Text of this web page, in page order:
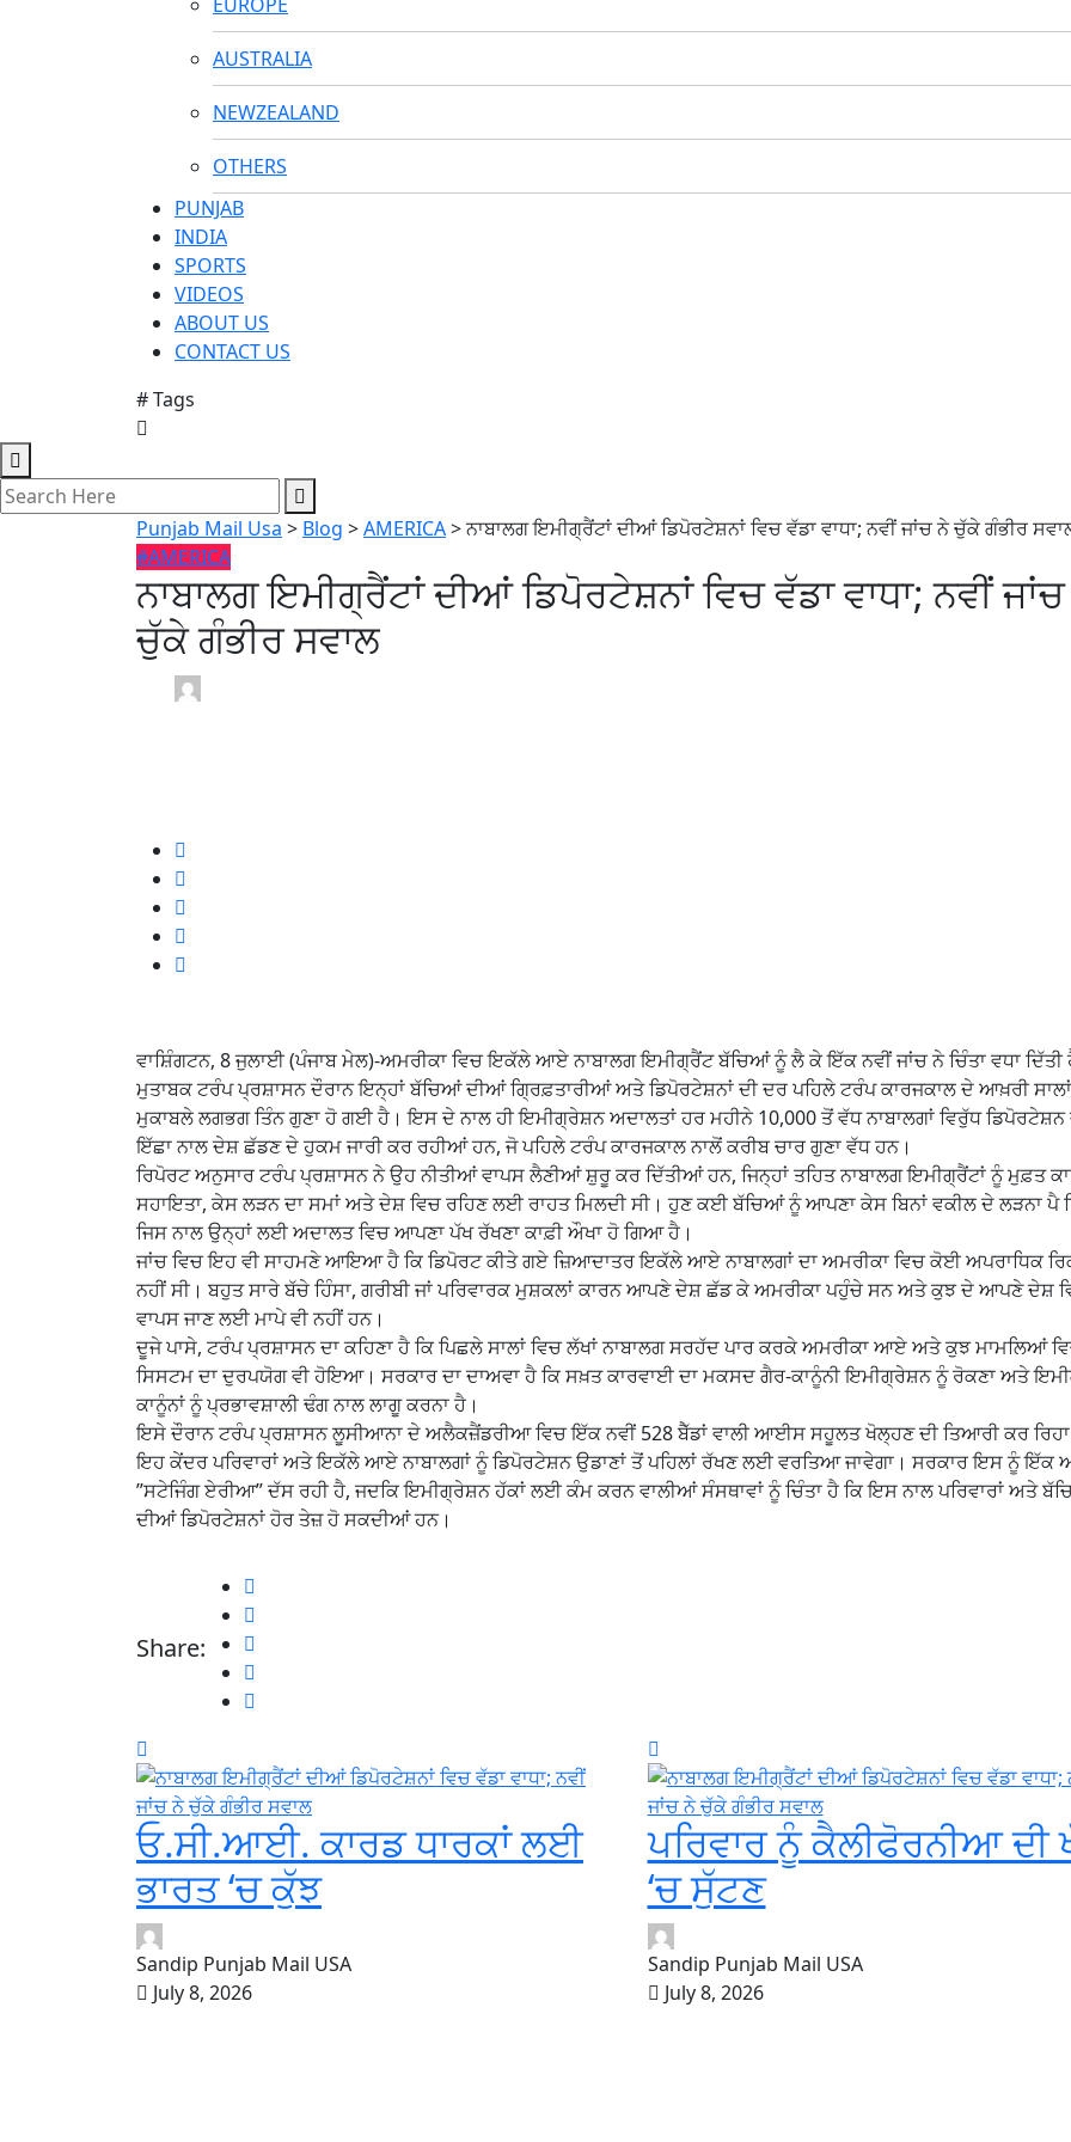
AUSTRALIA
NEWZEALAND
OTHERS
PUNJAB
INDIA
SPORTS
VIDEOS
ABOUT US
CONTACT US
# Tags
Punjab Mail Usa > Blog >AMERICA>ਨਾਬਾਲਗ ਇਮੀਗ੍ਰੈਂਟਾਂ ਦੀਆਂ ਡਿਪੋਰਟੇਸ਼ਨਾਂ ਵਿਚ ਵੱਡਾ ਵਾਧਾ; ਨਵੀਂ ਜਾਂਚ ਨੇ ਚੁੱਕੇ ਗੰਭੀਰ
#AMERICA
ਨਾਬਾਲਗ ਇਮੀਗ੍ਰੈਂਟਾਂ ਦੀਆਂ ਡਿਪੋਰਟੇਸ਼ਨਾਂ ਵਿਚ ਵੱਡਾ ਵਾਧਾ; ਨਵੀਂ
ਚੁੱਕੇ ਗੰਭੀਰ ਸਵਾਲ
ਵਾਸ਼ਿੰਗਟਨ, 8 ਜੁਲਾਈ (ਪੰਜਾਬ ਮੇਲ)-ਅਮਰੀਕਾ ਵਿਚ ਇਕੱਲੇ ਆਏ ਨਾਬਾਲਗ ਇਮੀਗ੍ਰੈਂਟ ਬੱਚਿਆਂ ਨੂੰ ਲੈ ਕੇ ਇੱਕ ਨਵੀਂ ਜਾਂਚ ਨੇ ਚਿੰਤਾ ਵਧਾ ਦਿੱਤੀ
ਮੁਤਾਬਕ ਟਰੰਪ ਪ੍ਰਸ਼ਾਸਨ ਦੌਰਾਨ ਇਨ੍ਹਾਂ ਬੱਚਿਆਂ ਦੀਆਂ ਗ੍ਰਿਫ਼ਤਾਰੀਆਂ ਅਤੇ ਡਿਪੋਰਟੇਸ਼ਨਾਂ ਦੀ ਦਰ ਪਹਿਲੇ ਟਰੰਪ ਕਾਰਜਕਾਲ ਦੇ ਆਖ਼ਰੀ
ਮੁਕਾਬਲੇ ਲਗਭਗ ਤਿੰਨ ਗੁਣਾ ਹੋ ਗਈ ਹੈ। ਇਸ ਦੇ ਨਾਲ ਹੀ ਇਮੀਗ੍ਰੇਸ਼ਨ ਅਦਾਲਤਾਂ ਹਰ ਮਹੀਨੇ 10,000 ਤੋਂ ਵੱਧ ਨਾਬਾਲਗਾਂ ਵਿਰੁੱਧ ਡਿਪੋਰਟੇਸ਼ਨ
ਇੱਛਾ ਨਾਲ ਦੇਸ਼ ਛੱਡਣ ਦੇ ਹੁਕਮ ਜਾਰੀ ਕਰ ਰਹੀਆਂ ਹਨ, ਜੋ ਪਹਿਲੇ ਟਰੰਪ ਕਾਰਜਕਾਲ ਨਾਲੋਂ ਕਰੀਬ ਚਾਰ ਗੁਣਾ ਵੱਧ ਹਨ।
ਰਿਪੋਰਟ ਅਨੁਸਾਰ ਟਰੰਪ ਪ੍ਰਸ਼ਾਸਨ ਨੇ ਉਹ ਨੀਤੀਆਂ ਵਾਪਸ ਲੈਣੀਆਂ ਸ਼ੁਰੂ ਕਰ ਦਿੱਤੀਆਂ ਹਨ, ਜਿਨ੍ਹਾਂ ਤਹਿਤ ਨਾਬਾਲਗ ਇਮੀਗ੍ਰੈਂਟਾਂ ਨੂੰ ਮੁਫ਼ਤ
ਸਹਾਇਤਾ, ਕੇਸ ਲੜਨ ਦਾ ਸਮਾਂ ਅਤੇ ਦੇਸ਼ ਵਿਚ ਰਹਿਣ ਲਈ ਰਾਹਤ ਮਿਲਦੀ ਸੀ। ਹੁਣ ਕਈ ਬੱਚਿਆਂ ਨੂੰ ਆਪਣਾ ਕੇਸ ਬਿਨਾਂ ਵਕੀਲ ਦੇ ਲੜਨਾ ਪੈ
ਜਿਸ ਨਾਲ ਉਨ੍ਹਾਂ ਲਈ ਅਦਾਲਤ ਵਿਚ ਆਪਣਾ ਪੱਖ ਰੱਖਣਾ ਕਾਫ਼ੀ ਔਖਾ ਹੋ ਗਿਆ ਹੈ।
ਜਾਂਚ ਵਿਚ ਇਹ ਵੀ ਸਾਹਮਣੇ ਆਇਆ ਹੈ ਕਿ ਡਿਪੋਰਟ ਕੀਤੇ ਗਏ ਜ਼ਿਆਦਾਤਰ ਇਕੱਲੇ ਆਏ ਨਾਬਾਲਗਾਂ ਦਾ ਅਮਰੀਕਾ ਵਿਚ ਕੋਈ ਅਪਰਾਧਿਕ
ਨਹੀਂ ਸੀ। ਬਹੁਤ ਸਾਰੇ ਬੱਚੇ ਹਿੰਸਾ, ਗਰੀਬੀ ਜਾਂ ਪਰਿਵਾਰਕ ਮੁਸ਼ਕਲਾਂ ਕਾਰਨ ਆਪਣੇ ਦੇਸ਼ ਛੱਡ ਕੇ ਅਮਰੀਕਾ ਪਹੁੰਚੇ ਸਨ ਅਤੇ ਕੁਝ ਦੇ ਆਪਣੇ ਦੇਸ਼
ਵਾਪਸ ਜਾਣ ਲਈ ਮਾਪੇ ਵੀ ਨਹੀਂ ਹਨ।
ਦੂਜੇ ਪਾਸੇ, ਟਰੰਪ ਪ੍ਰਸ਼ਾਸਨ ਦਾ ਕਹਿਣਾ ਹੈ ਕਿ ਪਿਛਲੇ ਸਾਲਾਂ ਵਿਚ ਲੱਖਾਂ ਨਾਬਾਲਗ ਸਰਹੱਦ ਪਾਰ ਕਰਕੇ ਅਮਰੀਕਾ ਆਏ ਅਤੇ ਕੁਝ ਮਾਮਲਿਆਂ
ਸਿਸਟਮ ਦਾ ਦੁਰਪਯੋਗ ਵੀ ਹੋਇਆ। ਸਰਕਾਰ ਦਾ ਦਾਅਵਾ ਹੈ ਕਿ ਸਖ਼ਤ ਕਾਰਵਾਈ ਦਾ ਮਕਸਦ ਗੈਰ-ਕਾਨੂੰਨੀ ਇਮੀਗ੍ਰੇਸ਼ਨ ਨੂੰ ਰੋਕਣਾ ਅਤੇ
ਕਾਨੂੰਨਾਂ ਨੂੰ ਪ੍ਰਭਾਵਸ਼ਾਲੀ ਢੰਗ ਨਾਲ ਲਾਗੂ ਕਰਨਾ ਹੈ।
ਇਸੇ ਦੌਰਾਨ ਟਰੰਪ ਪ੍ਰਸ਼ਾਸਨ ਲੂਸੀਆਨਾ ਦੇ ਅਲੈਕਜ਼ੈਂਡਰੀਆ ਵਿਚ ਇੱਕ ਨਵੀਂ 528 ਬੈੱਡਾਂ ਵਾਲੀ ਆਈਸ ਸਹੂਲਤ ਖੋਲ੍ਹਣ ਦੀ ਤਿਆਰੀ ਕਰ
ਇਹ ਕੇਂਦਰ ਪਰਿਵਾਰਾਂ ਅਤੇ ਇਕੱਲੇ ਆਏ ਨਾਬਾਲਗਾਂ ਨੂੰ ਡਿਪੋਰਟੇਸ਼ਨ ਉਡਾਣਾਂ ਤੋਂ ਪਹਿਲਾਂ ਰੱਖਣ ਲਈ ਵਰਤਿਆ ਜਾਵੇਗਾ। ਸਰਕਾਰ ਇਸ ਨੂੰ ਇੱਕ
”ਸਟੇਜਿੰਗ ਏਰੀਆ” ਦੱਸ ਰਹੀ ਹੈ, ਜਦਕਿ ਇਮੀਗ੍ਰੇਸ਼ਨ ਹੱਕਾਂ ਲਈ ਕੰਮ ਕਰਨ ਵਾਲੀਆਂ ਸੰਸਥਾਵਾਂ ਨੂੰ ਚਿੰਤਾ ਹੈ ਕਿ ਇਸ ਨਾਲ ਪਰਿਵਾਰਾਂ ਅਤੇ
ਦੀਆਂ ਡਿਪੋਰਟੇਸ਼ਨਾਂ ਹੋਰ ਤੇਜ਼ ਹੋ ਸਕਦੀਆਂ ਹਨ।
Share:
ਓ.ਸੀ.ਆਈ. ਕਾਰਡ ਧਾਰਕਾਂ ਲਈ
ਭਾਰਤ ‘ਚ ਕੁੱਝ
Sandip Punjab Mail USA
July 8, 2026
ਪਰਿਵਾਰ ਨੂੰ ਕੈਲੀਫੋਰਨੀਆ ਦੀ
‘ਚ ਸੁੱਟਣ
Sandip Punjab Mail USA
July 8, 2026